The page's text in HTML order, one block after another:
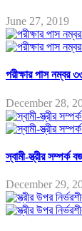
June 27, 2019
পরীক্ষার পাস নম্বর
December 28,
স্বামী-স্ত্রীর সম্পর্ক
December 29,